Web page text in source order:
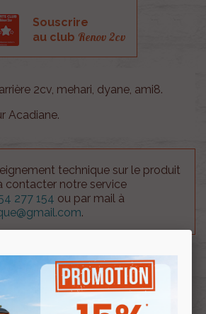
Souscrire
au club Renov 2cv
2cv, mehari, dyane, ami8.
Acadiane.
technique sur le produit
contacter notre service
277 154 ou par mail à
.
AU PANIER